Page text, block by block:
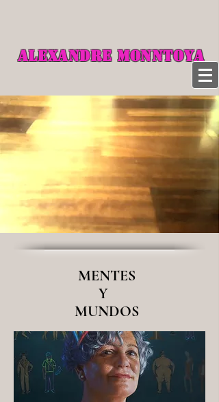
ALEXANDRE MONNTOYA
MENTES
Y
MUNDOS